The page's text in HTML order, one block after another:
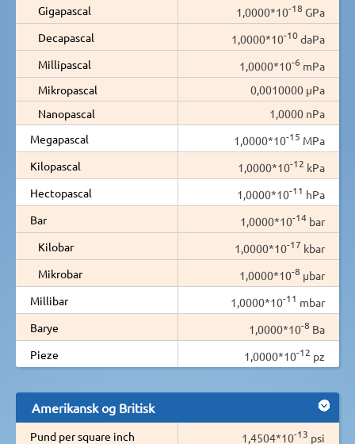
Gigapascal
1,0000*10-18 GPa
Decapascal
1,0000*10-10 daPa
Millipascal
1,0000*10-6 mPa
Mikropascal
0,0010000 µPa
Nanopascal
1,0000 nPa
Megapascal
1,0000*10-15 MPa
Kilopascal
1,0000*10-12 kPa
Hectopascal
1,0000*10-11 hPa
Bar
1,0000*10-14 bar
Kilobar
1,0000*10-17 kbar
Mikrobar
1,0000*10-8 µbar
Millibar
1,0000*10-11 mbar
Barye
1,0000*10-8 Ba
Pieze
1,0000*10-12 pz
Amerikansk og Britisk
Pund per square inch 1,4504*10-13 psi